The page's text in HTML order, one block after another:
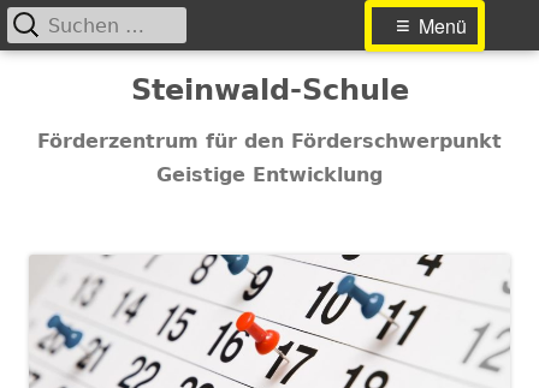
Inhalt
Steinwald-Schule
Förderzentrum für den Förderschwerpunkt
Geistige Entwicklung
Primäres
Menü
Suchen
nach: